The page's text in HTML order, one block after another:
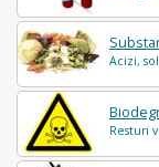
Acizi,
Resturi